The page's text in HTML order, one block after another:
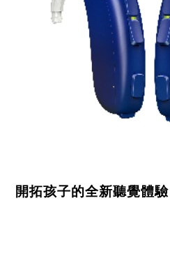
開拓孩子的全新聽覺體驗